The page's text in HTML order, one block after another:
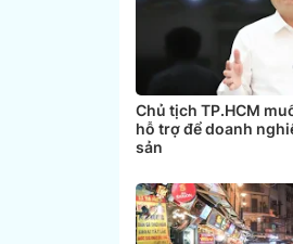
Chủ tịch TP.HCM
hỗ trợ để doanh
sản